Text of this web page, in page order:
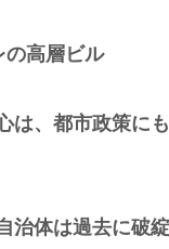
の高層ビル
、都市政策に
体は過去に破